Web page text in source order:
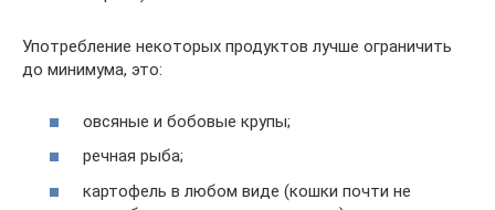
Употребление некоторых продуктов лучше ограничить
до минимума, это:
овсяные и бобовые крупы;
речная рыба;
картофель в любом виде (кошки почти не